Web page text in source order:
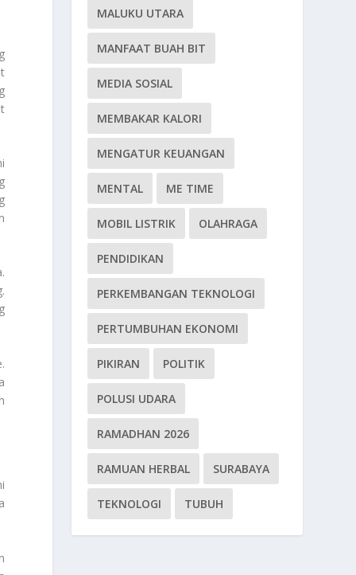
MALUKU UTARA
MANFAAT BUAH BIT
MEDIA SOSIAL
MEMBAKAR KALORI
MENGATUR KEUANGAN
MENTAL ME TIME
MOBIL LISTRIK OLAHRAGA
PENDIDIKAN
PERKEMBANGAN TEKNOLOGI
PERTUMBUHAN EKONOMI
PIKIRAN POLITIK
POLUSI UDARA
RAMADHAN 2026
RAMUAN HERBAL SURABAYA
TEKNOLOGI TUBUH